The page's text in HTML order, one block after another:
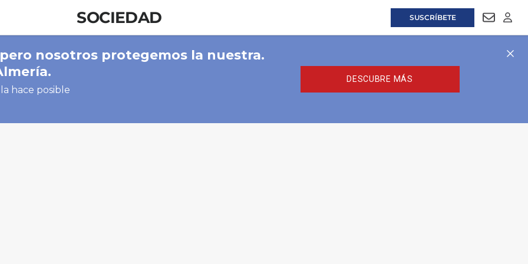
SUSCRÍBETE
SOCIEDAD